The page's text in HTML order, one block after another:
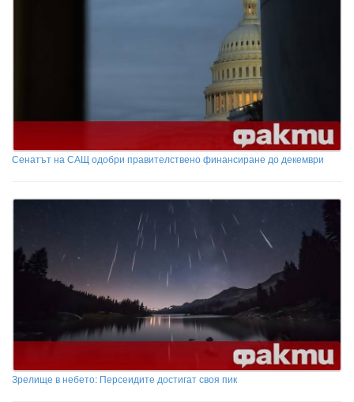
Сенатът на САЩ одобри правителствено финансиране до декември
Зрелище в небето: Персеидите достигат своя пик